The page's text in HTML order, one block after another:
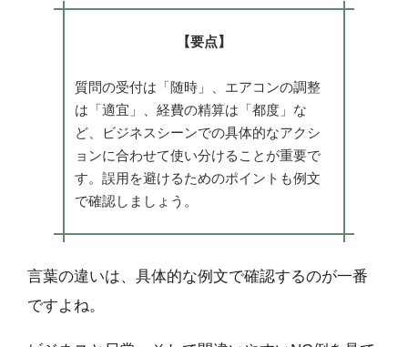
【要点】
質問の受付は「随時」、エアコンの調整
は「適宜」、経費の精算は「都度」な
ど、ビジネスシーンでの具体的なアクシ
ョンに合わせて使い分けることが重要で
す。誤用を避けるためのポイントも例文
で確認しましょう。
言葉の違いは、具体的な例文で確認するのが一番
ですよね。